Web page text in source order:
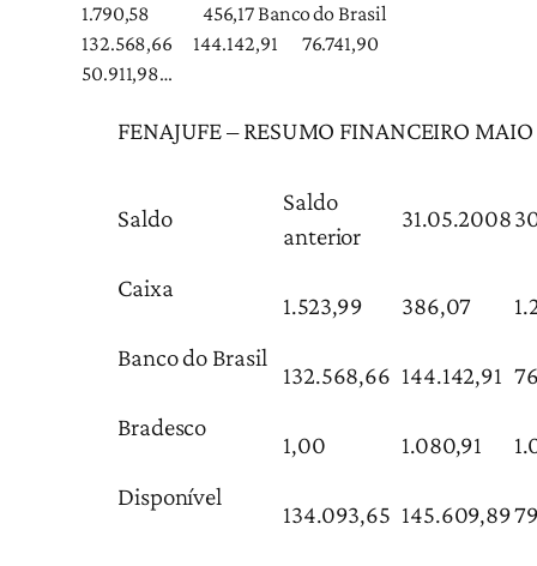
1.790,58 456,17 Banco do Brasil
132.568,66 144.142,91 76.741,90
50.911,98…
FENAJUFE – RESUMO FINANCEIRO
Saldo
Saldo
anterior
31.05.2008
Caixa
1.523,99 386,07
Banco do Brasil
132.568,66 144.142,91
Bradesco
1,00 1.080,91
Disponível
134.093,65 145.609,89